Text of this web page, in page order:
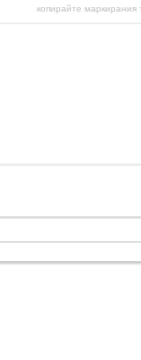
копирайте маркирания